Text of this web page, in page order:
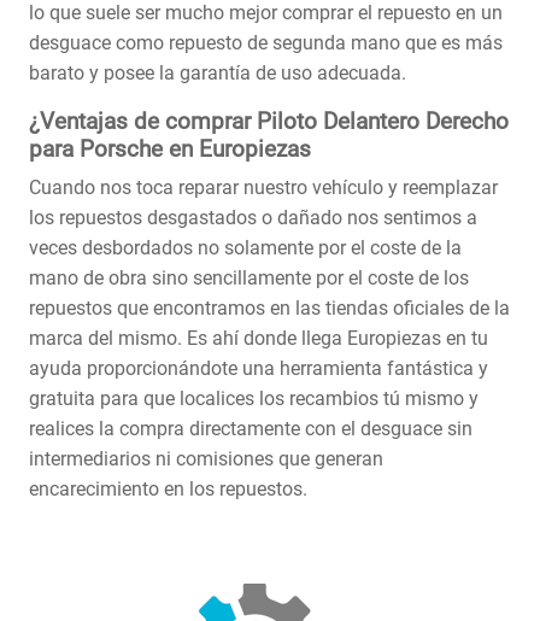
lo que suele ser mucho mejor comprar el repuesto en un
desguace como repuesto de segunda mano que es más
barato y posee la garantía de uso adecuada.
¿Ventajas de comprar Piloto Delantero Derecho
para Porsche en Europiezas
Cuando nos toca reparar nuestro vehículo y reemplazar
los repuestos desgastados o dañado nos sentimos a
veces desbordados no solamente por el coste de la
mano de obra sino sencillamente por el coste de los
repuestos que encontramos en las tiendas oficiales de la
marca del mismo. Es ahí donde llega Europiezas en tu
ayuda proporcionándote una herramienta fantástica y
gratuita para que localices los recambios tú mismo y
realices la compra directamente con el desguace sin
intermediarios ni comisiones que generan
encarecimiento en los repuestos.